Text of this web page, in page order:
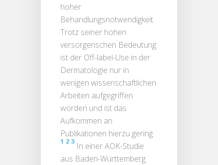
hoher
Behandlungsnotwendigkeit.
Trotz seiner hohen
versorgerischen Bedeutung
ist der Off-label-Use in der
Dermatologie nur in
wenigen wissenschaftlichen
Arbeiten aufgegriffen
worden und ist das
Aufkommen an
Publikationen hierzu gering.
1 2 3 In einer AOK-Studie
aus Baden-Württemberg